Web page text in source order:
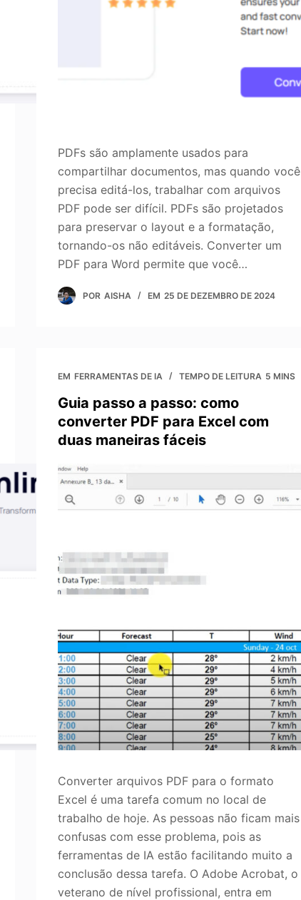
PDFs são amplamente usados para
compartilhar documentos, mas quando você
precisa editá-los, trabalhar com arquivos
PDF pode ser difícil. PDFs são projetados
para preservar o layout e a formatação,
tornando-os não editáveis. Converter um
PDF para Word permite que você…
POR AISHA EM 25 DE DEZEMBRO DE 2024
EM FERRAMENTAS DE IA TEMPO DE LEITURA 5 MINS
Guia passo a passo: como
converter PDF para Excel com
duas maneiras fáceis
Converter arquivos PDF para o formato
Excel é uma tarefa comum no local de
trabalho de hoje. As pessoas não ficam mais
confusas com esse problema, pois as
ferramentas de IA estão facilitando muito a
conclusão dessa tarefa. O Adobe Acrobat, o
veterano de nível profissional, entra em